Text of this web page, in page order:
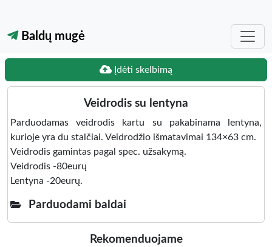
Baldų mugė
Įdėti skelbimą
Veidrodis su lentyna
Parduodamas veidrodis kartu su pakabinama lentyna,
kurioje yra du stalčiai. Veidrodžio išmatavimai 134×63 cm.
Veidrodis gamintas pagal spec. užsakymą.
Veidrodis -80eurų
Lentyna -20eurų.
Parduodami baldai
Rekomenduojame